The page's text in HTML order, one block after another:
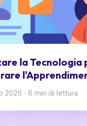
la Tecnologia
2026 · 6 min di lettura